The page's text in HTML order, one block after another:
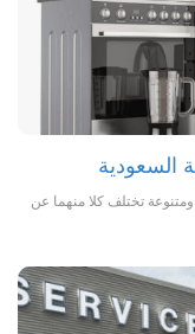
السعودية
تختلف كلا منهما عن